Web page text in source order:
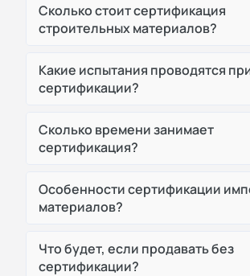
Сколько стоит сертификация
строительных материалов?
Какие испытания проводятся
сертификации?
Сколько времени занимает
сертификация?
Особенности сертификации
материалов?
Что будет, если продавать без
сертификации?